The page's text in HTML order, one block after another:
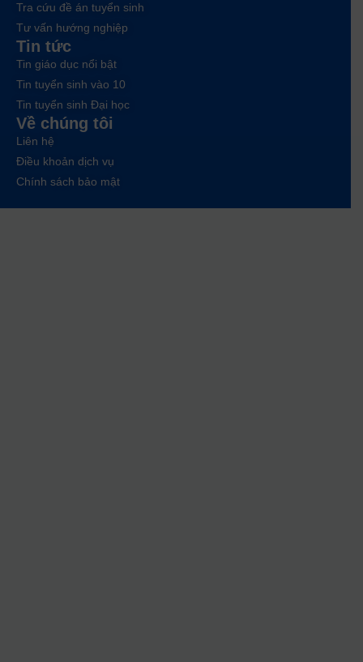
Tra cứu đề án tuyển sinh
Tư vấn hướng nghiệp
Tin tức
Tin giáo dục nổi bật
Tin tuyển sinh vào 10
Tin tuyển sinh Đại học
Về chúng tôi
Liên hệ
Điều khoản dịch vụ
Chính sách bảo mật